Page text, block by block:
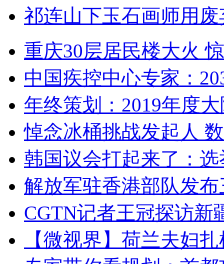
祁连山下玉石画师用
重庆30层居民楼大火
中国疾控中心专家：
年终策划：2019年度
悼念冰桶挑战发起人
韩国议会打起来了：
解放军驻香港部队发
CGTN记者王冠探访新
【微视界】荷兰夫妇